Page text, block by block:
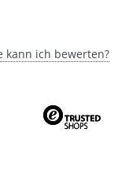
kann ich bewerten?